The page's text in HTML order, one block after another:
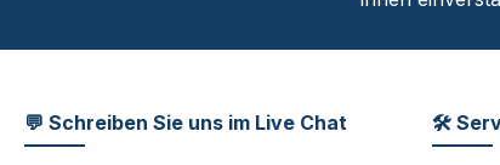
💬 Schreiben Sie uns im Live Chat 🛠